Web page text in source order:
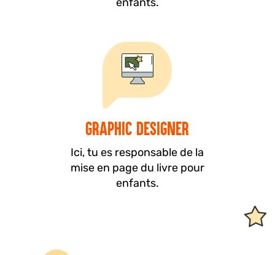
enfants.
Graphic Designer
Ici, tu es responsable de la
mise en page du livre pour
enfants.